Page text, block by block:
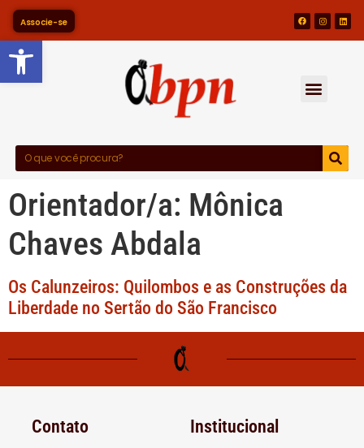
Barra de Ferramentas
Associe-se
Orientador/a: Mônica
Chaves Abdala
Os Calunzeiros: Quilombos e as Construções da
Liberdade no Sertão do São Francisco
Contato Institucional